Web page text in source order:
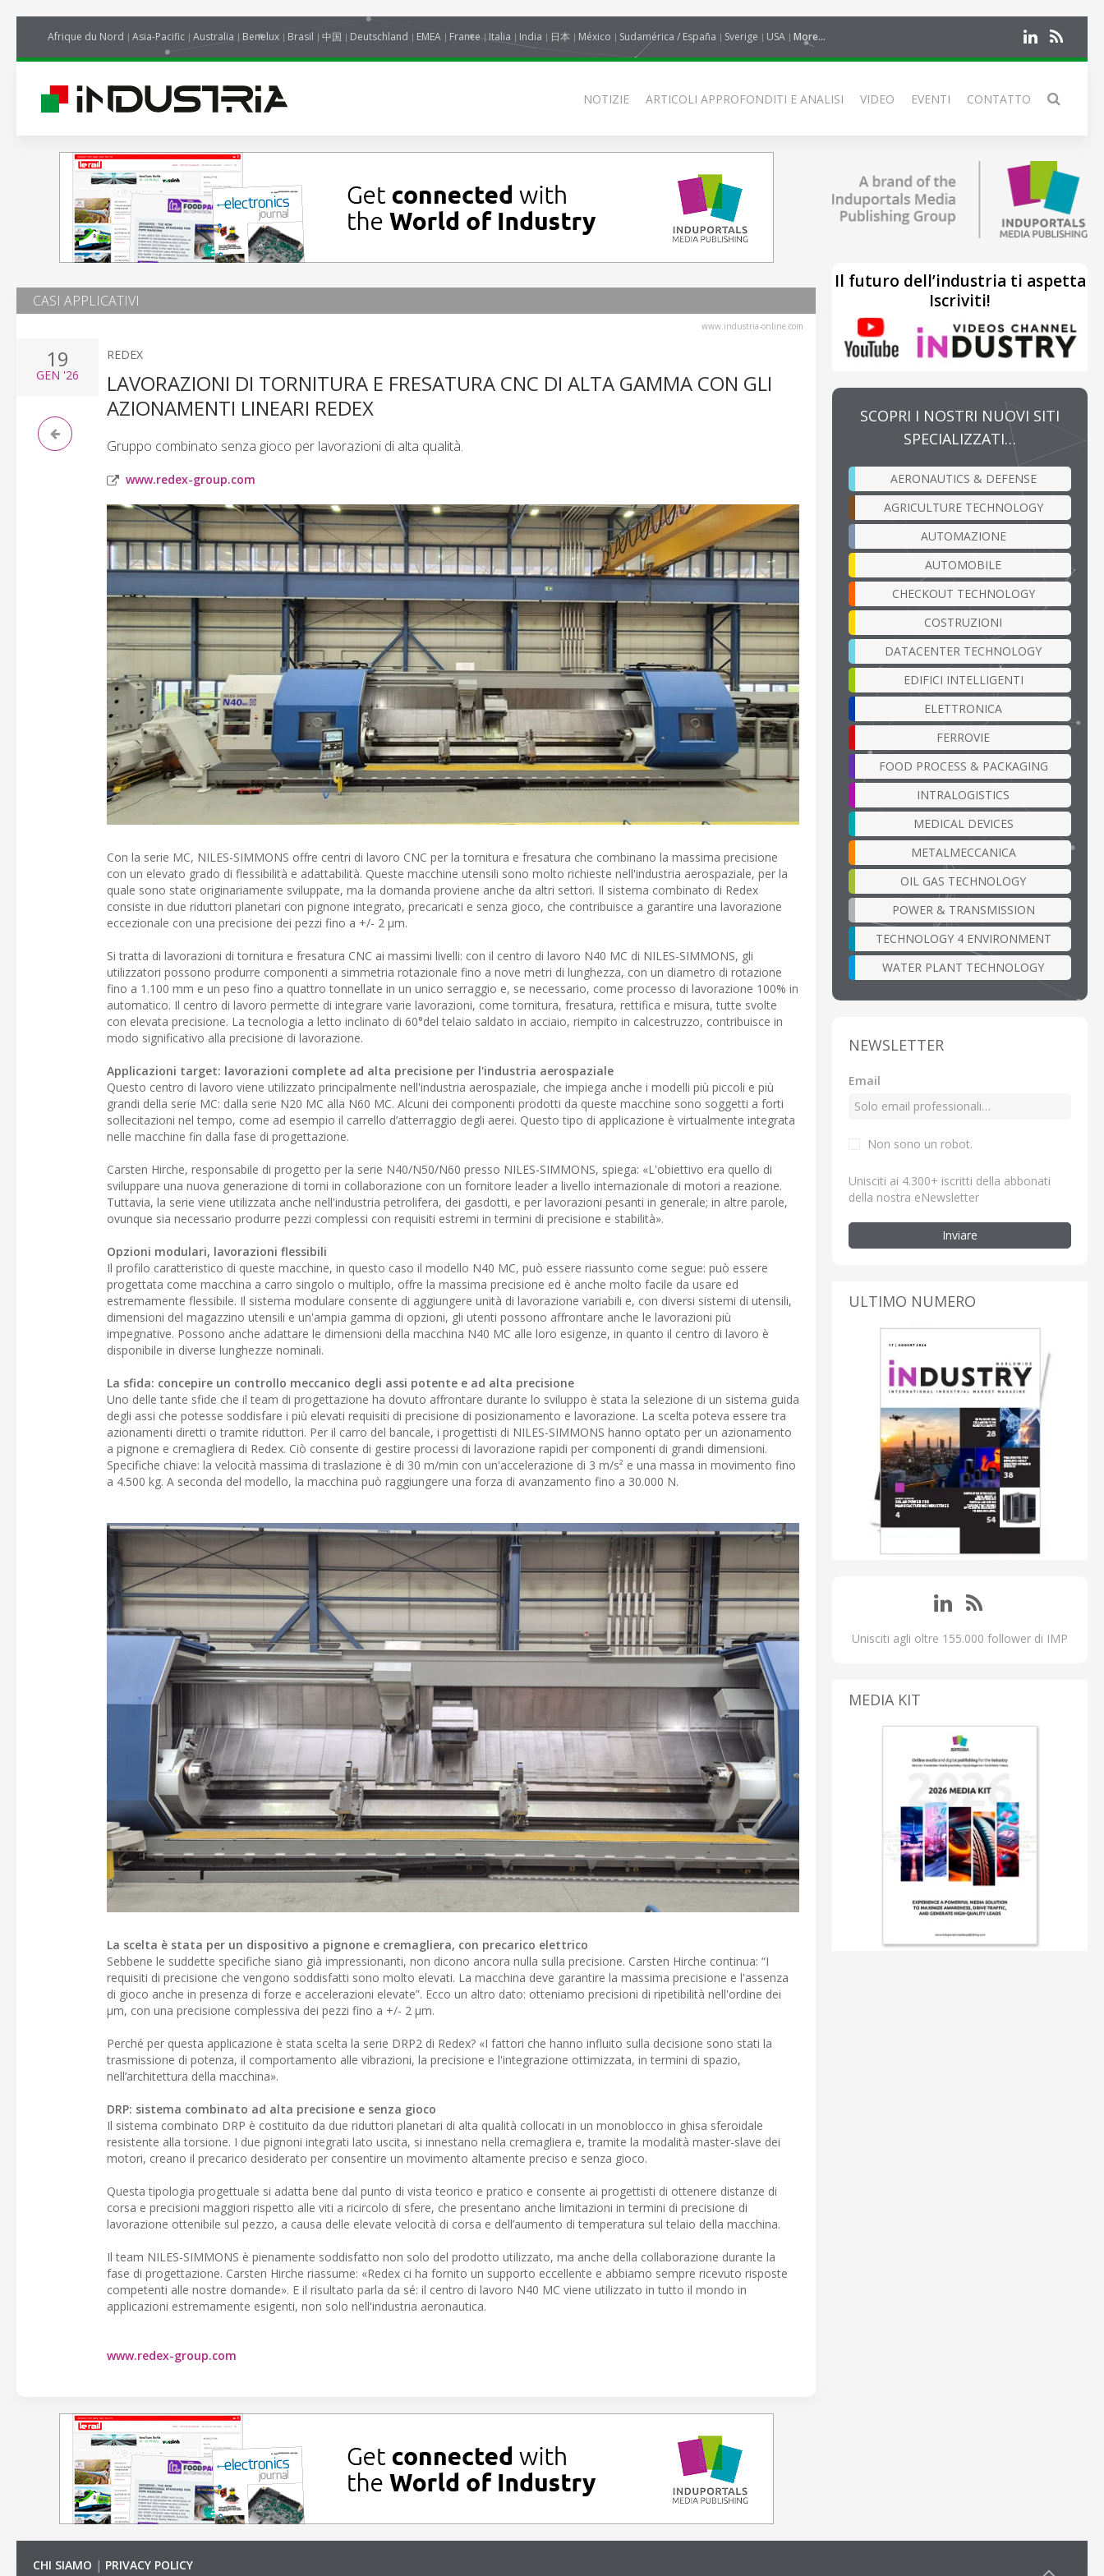
Afrique du Nord Asia-Pacific Australia Benelux Brasil 中国 Deutschland EMEA France Italia India 日本 México Sudamérica / España Sverige USA More...
NOTIZIE ARTICOLI APPROFONDITI E ANALISI VIDEO EVENTI CONTATTO
CASI APPLICATIVI
www.industria-online.com
19
GEN '26
REDEX
LAVORAZIONI DI TORNITURA E FRESATURA CNC DI ALTA GAMMA CON GLI
AZIONAMENTI LINEARI REDEX
Gruppo combinato senza gioco per lavorazioni di alta qualità.
www.redex-group.com
Con la serie MC, NILES-SIMMONS offre centri di lavoro CNC per la tornitura e fresatura che combinano la massima precisione
con un elevato grado di flessibilità e adattabilità. Queste macchine utensili sono molto richieste nell'industria aerospaziale, per la
quale sono state originariamente sviluppate, ma la domanda proviene anche da altri settori. Il sistema combinato di Redex
consiste in due riduttori planetari con pignone integrato, precaricati e senza gioco, che contribuisce a garantire una lavorazione
eccezionale con una precisione dei pezzi fino a +/- 2 µm.
Si tratta di lavorazioni di tornitura e fresatura CNC ai massimi livelli: con il centro di lavoro N40 MC di NILES-SIMMONS, gli
utilizzatori possono produrre componenti a simmetria rotazionale fino a nove metri di lunghezza, con un diametro di rotazione
fino a 1.100 mm e un peso fino a quattro tonnellate in un unico serraggio e, se necessario, come processo di lavorazione 100% in
automatico. Il centro di lavoro permette di integrare varie lavorazioni, come tornitura, fresatura, rettifica e misura, tutte svolte
con elevata precisione. La tecnologia a letto inclinato di 60°del telaio saldato in acciaio, riempito in calcestruzzo, contribuisce in
modo significativo alla precisione di lavorazione.
Applicazioni target: lavorazioni complete ad alta precisione per l'industria aerospaziale
Questo centro di lavoro viene utilizzato principalmente nell'industria aerospaziale, che impiega anche i modelli più piccoli e più
grandi della serie MC: dalla serie N20 MC alla N60 MC. Alcuni dei componenti prodotti da queste macchine sono soggetti a forti
sollecitazioni nel tempo, come ad esempio il carrello d’atterraggio degli aerei. Questo tipo di applicazione è virtualmente integrata
nelle macchine fin dalla fase di progettazione.
Carsten Hirche, responsabile di progetto per la serie N40/N50/N60 presso NILES-SIMMONS, spiega: «L'obiettivo era quello di
sviluppare una nuova generazione di torni in collaborazione con un fornitore leader a livello internazionale di motori a reazione.
Tuttavia, la serie viene utilizzata anche nell'industria petrolifera, dei gasdotti, e per lavorazioni pesanti in generale; in altre parole,
ovunque sia necessario produrre pezzi complessi con requisiti estremi in termini di precisione e stabilità».
Opzioni modulari, lavorazioni flessibili
Il profilo caratteristico di queste macchine, in questo caso il modello N40 MC, può essere riassunto come segue: può essere
progettata come macchina a carro singolo o multiplo, offre la massima precisione ed è anche molto facile da usare ed
estremamente flessibile. Il sistema modulare consente di aggiungere unità di lavorazione variabili e, con diversi sistemi di utensili,
dimensioni del magazzino utensili e un'ampia gamma di opzioni, gli utenti possono affrontare anche le lavorazioni più
impegnative. Possono anche adattare le dimensioni della macchina N40 MC alle loro esigenze, in quanto il centro di lavoro è
disponibile in diverse lunghezze nominali.
La sfida: concepire un controllo meccanico degli assi potente e ad alta precisione
Uno delle tante sfide che il team di progettazione ha dovuto affrontare durante lo sviluppo è stata la selezione di un sistema guida
degli assi che potesse soddisfare i più elevati requisiti di precisione di posizionamento e lavorazione. La scelta poteva essere tra
azionamenti diretti o tramite riduttori. Per il carro del bancale, i progettisti di NILES-SIMMONS hanno optato per un azionamento
a pignone e cremagliera di Redex. Ciò consente di gestire processi di lavorazione rapidi per componenti di grandi dimensioni.
Specifiche chiave: la velocità massima di traslazione è di 30 m/min con un'accelerazione di 3 m/s² e una massa in movimento fino
a 4.500 kg. A seconda del modello, la macchina può raggiungere una forza di avanzamento fino a 30.000 N.
La scelta è stata per un dispositivo a pignone e cremagliera, con precarico elettrico
Sebbene le suddette specifiche siano già impressionanti, non dicono ancora nulla sulla precisione. Carsten Hirche continua: “I
requisiti di precisione che vengono soddisfatti sono molto elevati. La macchina deve garantire la massima precisione e l'assenza
di gioco anche in presenza di forze e accelerazioni elevate”. Ecco un altro dato: otteniamo precisioni di ripetibilità nell'ordine dei
µm, con una precisione complessiva dei pezzi fino a +/- 2 µm.
Perché per questa applicazione è stata scelta la serie DRP2 di Redex? «I fattori che hanno influito sulla decisione sono stati la
trasmissione di potenza, il comportamento alle vibrazioni, la precisione e l'integrazione ottimizzata, in termini di spazio,
nell’architettura della macchina».
DRP: sistema combinato ad alta precisione e senza gioco
Il sistema combinato DRP è costituito da due riduttori planetari di alta qualità collocati in un monoblocco in ghisa sferoidale
resistente alla torsione. I due pignoni integrati lato uscita, si innestano nella cremagliera e, tramite la modalità master-slave dei
motori, creano il precarico desiderato per consentire un movimento altamente preciso e senza gioco.
Questa tipologia progettuale si adatta bene dal punto di vista teorico e pratico e consente ai progettisti di ottenere distanze di
corsa e precisioni maggiori rispetto alle viti a ricircolo di sfere, che presentano anche limitazioni in termini di precisione di
lavorazione ottenibile sul pezzo, a causa delle elevate velocità di corsa e dell’aumento di temperatura sul telaio della macchina.
Il team NILES-SIMMONS è pienamente soddisfatto non solo del prodotto utilizzato, ma anche della collaborazione durante la
fase di progettazione. Carsten Hirche riassume: «Redex ci ha fornito un supporto eccellente e abbiamo sempre ricevuto risposte
competenti alle nostre domande». E il risultato parla da sé: il centro di lavoro N40 MC viene utilizzato in tutto il mondo in
applicazioni estremamente esigenti, non solo nell'industria aeronautica.
www.redex-group.com
Il futuro dell’industria ti aspetta
Iscriviti!
SCOPRI I NOSTRI NUOVI SITI
SPECIALIZZATI…
AERONAUTICS & DEFENSE
AGRICULTURE TECHNOLOGY
AUTOMAZIONE
AUTOMOBILE
CHECKOUT TECHNOLOGY
COSTRUZIONI
DATACENTER TECHNOLOGY
EDIFICI INTELLIGENTI
ELETTRONICA
FERROVIE
FOOD PROCESS & PACKAGING
INTRALOGISTICS
MEDICAL DEVICES
METALMECCANICA
OIL GAS TECHNOLOGY
POWER & TRANSMISSION
TECHNOLOGY 4 ENVIRONMENT
WATER PLANT TECHNOLOGY
NEWSLETTER
Email
Non sono un robot.
Unisciti ai 4.300+ iscritti della abbonati
della nostra eNewsletter
Inviare
ULTIMO NUMERO
Unisciti agli oltre 155.000 follower di IMP
MEDIA KIT
CHI SIAMO | PRIVACY POLICY